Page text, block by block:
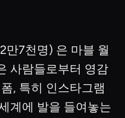
만7천명) 은 마블 월
사람들로부터 영감
, 특히 인스타그램
계에 발을 들여놓는